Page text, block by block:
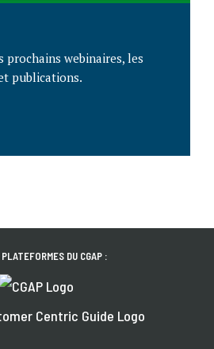
prochains webinaires, les
publications.
DU CGAP :